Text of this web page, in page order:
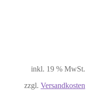
inkl. 19 % MwSt.
zzgl. Versandkosten